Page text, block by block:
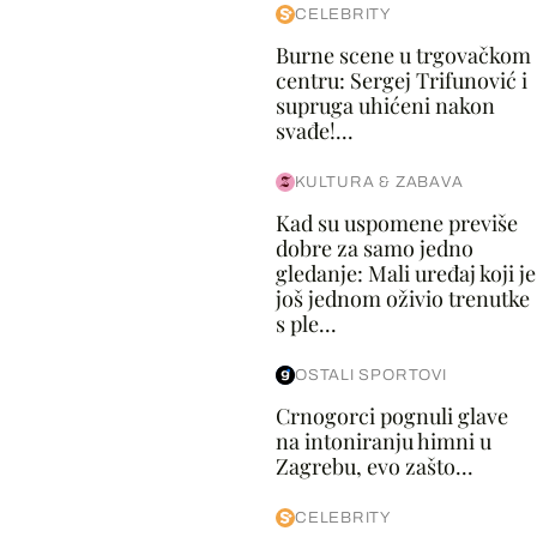
CELEBRITY
Burne scene u trgovačkom
centru: Sergej Trifunović i
supruga uhićeni nakon
svađe!...
KULTURA & ZABAVA
Kad su uspomene previše
dobre za samo jedno
gledanje: Mali uređaj koji je
još jednom oživio trenutke
s ple...
OSTALI SPORTOVI
Crnogorci pognuli glave
na intoniranju himni u
Zagrebu, evo zašto...
CELEBRITY